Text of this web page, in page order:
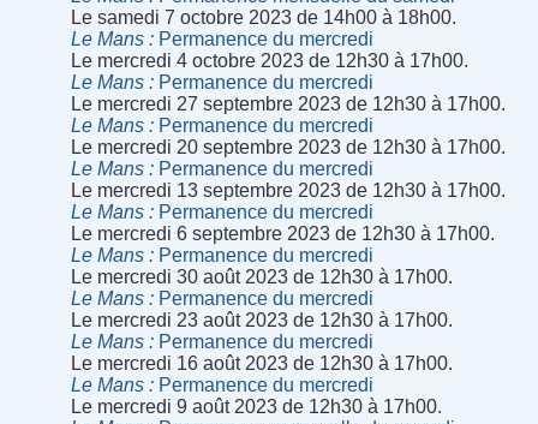
Le samedi 7 octobre 2023 de 14h00 à 18h00.
Le Mans
Permanence du mercredi
Le mercredi 4 octobre 2023 de 12h30 à 17h00.
Le Mans
Permanence du mercredi
Le mercredi 27 septembre 2023 de 12h30 à 17h00.
Le Mans
Permanence du mercredi
Le mercredi 20 septembre 2023 de 12h30 à 17h00.
Le Mans
Permanence du mercredi
Le mercredi 13 septembre 2023 de 12h30 à 17h00.
Le Mans
Permanence du mercredi
Le mercredi 6 septembre 2023 de 12h30 à 17h00.
Le Mans
Permanence du mercredi
Le mercredi 30 août 2023 de 12h30 à 17h00.
Le Mans
Permanence du mercredi
Le mercredi 23 août 2023 de 12h30 à 17h00.
Le Mans
Permanence du mercredi
Le mercredi 16 août 2023 de 12h30 à 17h00.
Le Mans
Permanence du mercredi
Le mercredi 9 août 2023 de 12h30 à 17h00.